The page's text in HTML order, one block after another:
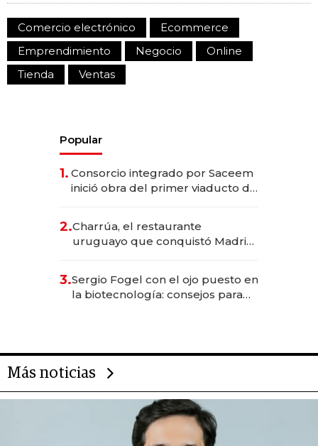
Comercio electrónico
Ecommerce
Emprendimiento
Negocio
Online
Tienda
Ventas
Popular
1. Consorcio integrado por Saceem
inició obra del primer viaducto de
millones
2.Charrúa, el restaurante
uruguayo que conquistó Madrid:
anticipación y prepara apertura
3.Sergio Fogel con el ojo puesto en
la biotecnología: consejos para
Más noticias